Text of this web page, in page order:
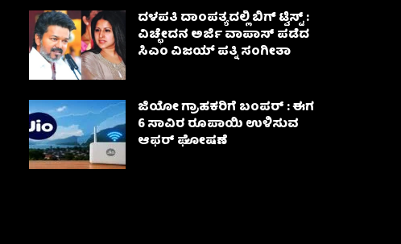
ದಳಪತಿ ದಾಂಪತ್ಯದಲ್ಲಿ ಬಿಗ್ ಟ್ವಿಸ್ಟ್ :
ವಿಚ್ಛೇದನ ಅರ್ಜಿ ವಾಪಾಸ್‌ ಪಡೆದ
ಸಿಎಂ ವಿಜಯ್ ಪತ್ನಿ ಸಂಗೀತಾ‌
ಜಿಯೋ ಗ್ರಾಹಕರಿಗೆ ಬಂಪರ್ : ಈಗ
6 ಸಾವಿರ ರೂಪಾಯಿ ಉಳಿಸುವ
ಆಫರ್ ಘೋಷಣೆ